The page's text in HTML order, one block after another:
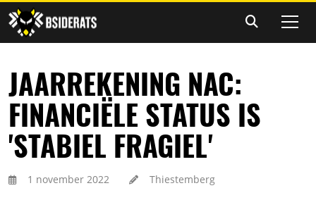
JAARREKENING NAC:
FINANCIËLE STATUS IS
'STABIEL FRAGIEL'
1 november 2022 Thiestemberg